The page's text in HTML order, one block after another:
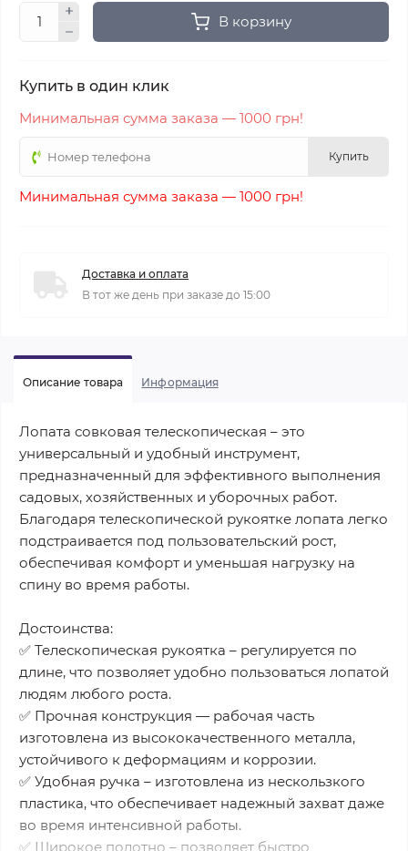
В корзину
Купить в один клик
Минимальная сумма заказа — 1000 грн!
Купить
Минимальная сумма заказа — 1000 грн!
Доставка и оплата
В тот же день при заказе до 15:00
Описание товара Информация
Лопата совковая телескопическая – это
универсальный и удобный инструмент,
предназначенный для эффективного выполнения
садовых, хозяйственных и уборочных работ.
Благодаря телескопической рукоятке лопата легко
подстраивается под пользовательский рост,
обеспечивая комфорт и уменьшая нагрузку на
спину во время работы.
Достоинства:
✅ Телескопическая рукоятка – регулируется по
длине, что позволяет удобно пользоваться лопатой
людям любого роста.
✅ Прочная конструкция — рабочая часть
изготовлена из высококачественного металла,
устойчивого к деформациям и коррозии.
✅ Удобная ручка – изготовлена из нескользкого
пластика, что обеспечивает надежный захват даже
во время интенсивной работы.
✅ Широкое полотно – позволяет быстро